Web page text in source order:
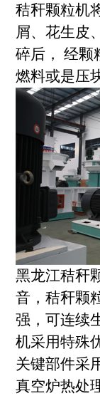
秸秆颗粒机
屑、花生皮
碎后， 经颗
燃料或是压
黑龙江秸秆
音，秸秆颗
强，可连续
机采用特殊
关键部件采
真空炉热处